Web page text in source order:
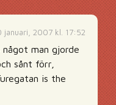
januari, 2007 kl. 17:52
man gjorde
sånt förr,
is the